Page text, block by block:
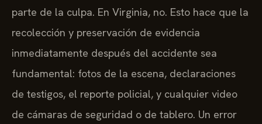
parte de la culpa. En Virginia, no. Esto hace que la
recolección y preservación de evidencia
inmediatamente después del accidente sea
fundamental: fotos de la escena, declaraciones
de testigos, el reporte policial, y cualquier video
de cámaras de seguridad o de tablero. Un error